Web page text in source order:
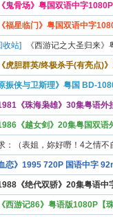
《鬼骨场》粤国双语中字
《福星临门》粤国双语中字
收站] 《西游记之大圣归来
《虎胆群英/终极杀手(有亮点)
振侠与卫斯理》粤国 BD-
《珠海枭雄》30集粤语外
《越女剑》20集粤国双语
：（表姐，妳好嘢！4之情
恋》1995 720P 国语中字
《绝代双骄》20集粤语中
《西游记86》粤语版1080P【